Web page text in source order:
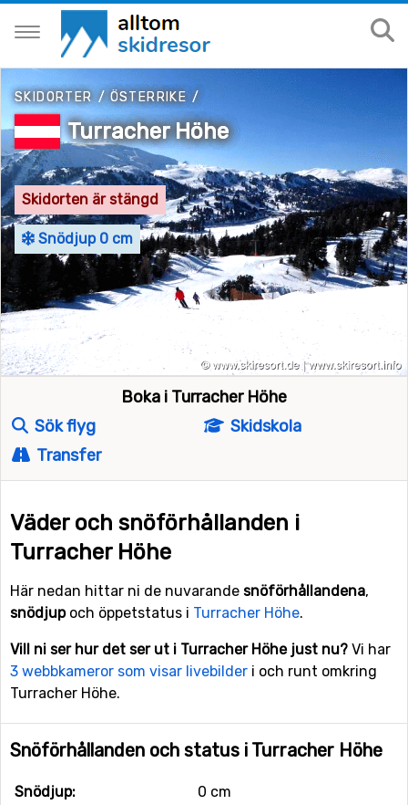
SKIDORTER/ÖSTERRIKE /
Turracher Höhe
Skidorten är stängd
Snödjup 0 cm
Boka i Turracher Höhe
Sök flyg
Skidskola
Transfer
Väder och snöförhållanden i
Turracher Höhe
Här nedan hittar ni de nuvarande snöförhållandena,
snödjupoch öppetstatus i Turracher Höhe.
Vill ni ser hur det ser ut i Turracher Höhe just nu? Vi har
3 webbkameror som visar livebilder i och runt omkring
Turracher Höhe.
Snöförhållanden och status i Turracher Höhe
Snödjup: 0 cm